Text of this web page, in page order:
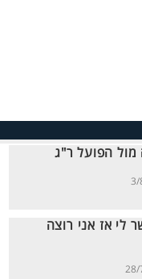
מול הפועל ר"ג
3/
לי אז אני רוצה
28/